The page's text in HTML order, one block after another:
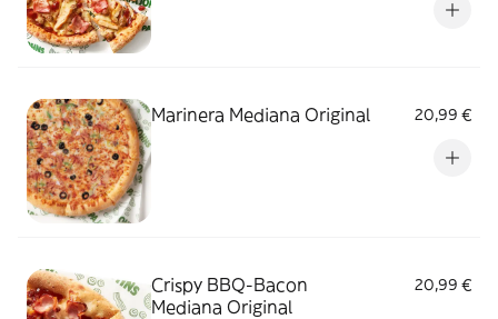
Marinera Mediana Original 20,99 €
Crispy BBQ-Bacon
Mediana Original
20,99 €